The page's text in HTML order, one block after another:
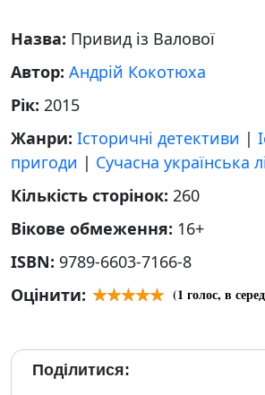
Назва: Привид із Валової
Автор: Андрій Кокотюха
Рік: 2015
Жанри: Історичні детективи |
пригоди | Сучасна українська
Кількість сторінок: 260
Вікове обмеження: 16+
ISBN: 9789-6603-7166-8
Оцінити:
(1 голос, в
Поділитися: